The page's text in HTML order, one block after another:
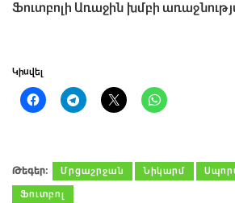
Ֆուտբոլի Առաջին խմբի
Կիսվել
Թեգեր։ Մրցաշրջան Նիկարմ
Ֆուտբոլ